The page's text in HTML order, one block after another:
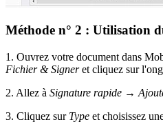
Méthode n° 2 : Utilisation
1. Ouvrez votre document dans
Fichier & Signeret cliquez sur
2. Allez à Signature rapide →
3. Cliquez sur Type et choisissez